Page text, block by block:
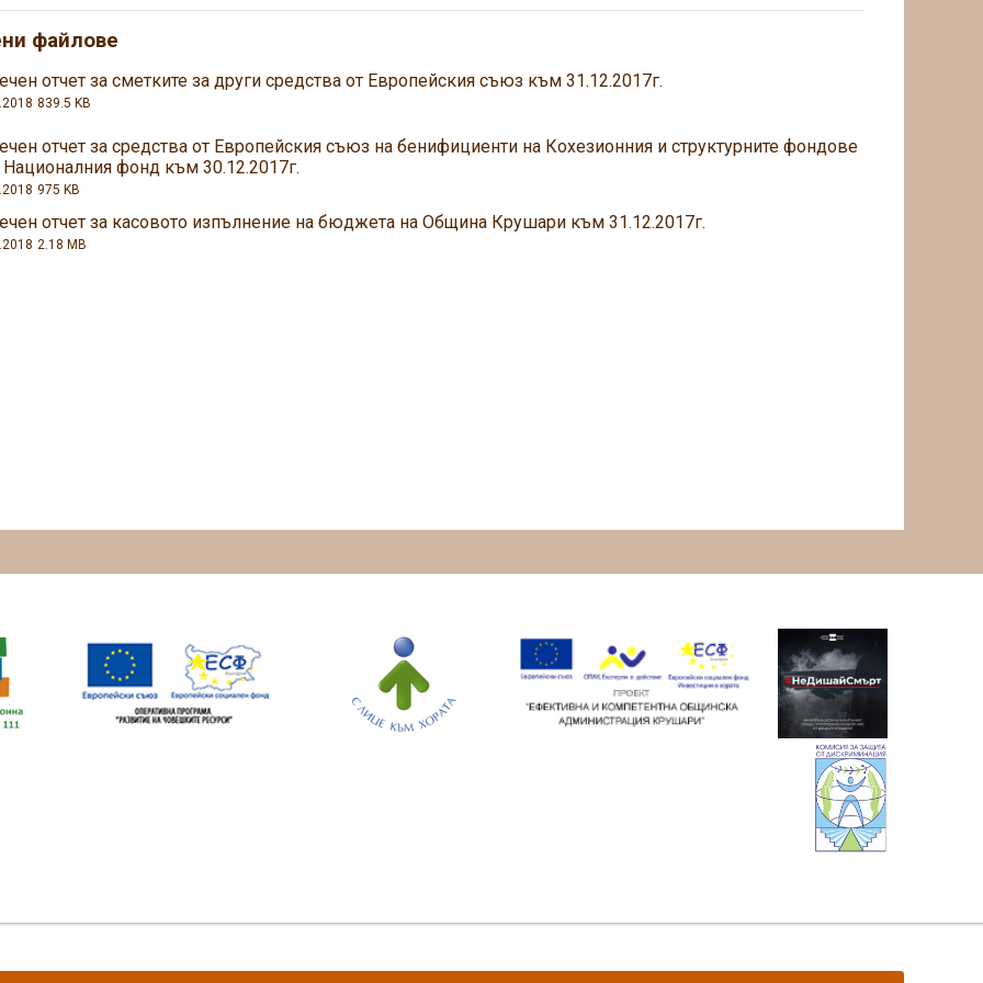
файлове
отчет за сметките за други средства от Европейския съюз към 31.12.2017г.
839.5 KB
отчет за средства от Европейския съюз на бенифициенти на Кохезионния и структурните фондове
фонд към 30.12.2017г.
975 KB
отчет за касовото изпълнение на бюджета на Община Крушари към 31.12.2017г.
2.18 MB